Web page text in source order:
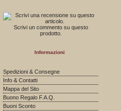
Scrivi un commento su questo
prodotto.
Informazioni
Spedizioni & Consegne
Info & Contatti
Mappa del Sito
Buono Regalo F.A.Q.
Buoni Sconto